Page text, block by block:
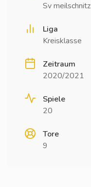
Sv meilschnitz
Liga
Kreisklasse
Zeitraum
2020/2021
Spiele
20
Tore
9